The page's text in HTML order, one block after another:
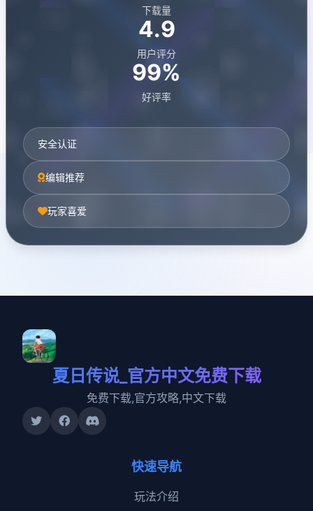
下载量
4.9
用户评分
99%
好评率
安全认证
编辑推荐
玩家喜爱
夏日传说_官方中文免费下载
免费下载,官方攻略,中文下载
快速导航
玩法介绍